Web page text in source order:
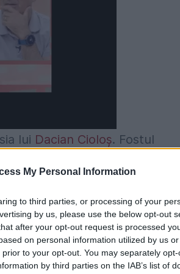
My Personal Information
to third parties, or processing of your
by us, please use the below opt-out
after your opt-out request is processed
on personal information utilized by us
to your opt-out. You may separately
by third parties on the IAB’s list of
lui Dacian Cioloș. Fostul
la alegerile interne ale
trebuie clarificată, pentru
s-a hotărât dacă va